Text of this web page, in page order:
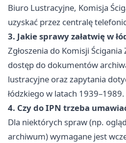
Biuro Lustracyjne, Komisja
uzyskać przez centralę
3. Jakie sprawy załatwię w
Zgłoszenia do Komisji
dostęp do dokumentów
lustracyjne oraz zapytania
łódzkiego w latach 1939–1989.
4. Czy do IPN trzeba
Dla niektórych spraw (np.
archiwum) wymagane jest